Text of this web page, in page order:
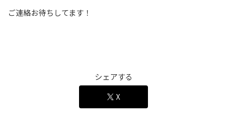
ご連絡お待ちしてます！
シェアする
X